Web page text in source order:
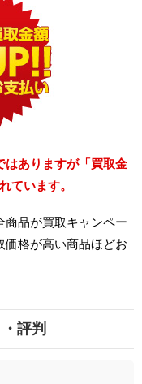
はありますが「買取金
ています。
商品が買取キャンペー
価格が高い商品ほどお
評判